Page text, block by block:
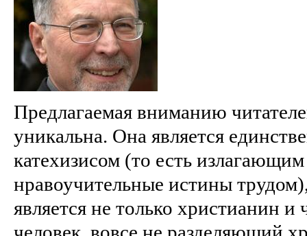
Предлагаемая вниманию
уникальна. Она является
катехизисом (то есть
нравоучительные истины
является не только христианин